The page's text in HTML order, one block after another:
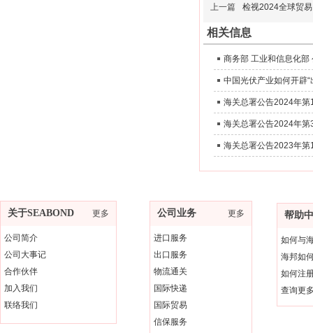
上一篇 检视2024全球贸
相关信息
中国光伏产业如何开辟“
海关总署公告2024年
海关总署公告2023年
关于SEABOND 更多
公司简介
公司大事记
合作伙伴
加入我们
联络我们
公司业务 更多
进口服务
出口服务
物流通关
国际快递
国际贸易
信保服务
帮助
如何与
海邦如
如何注
查询更